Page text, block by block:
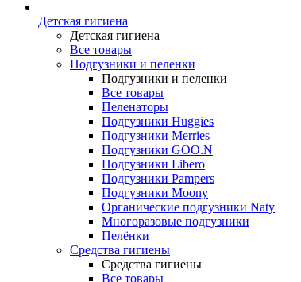
Детская гигиена
Детская гигиена
Все товары
Подгузники и пеленки
Подгузники и пеленки
Все товары
Пеленаторы
Подгузники Huggies
Подгузники Merries
Подгузники GOO.N
Подгузники Libero
Подгузники Pampers
Подгузники Moony
Органические подгузники Naty
Многоразовые подгузники
Пелёнки
Средства гигиены
Средства гигиены
Все товары